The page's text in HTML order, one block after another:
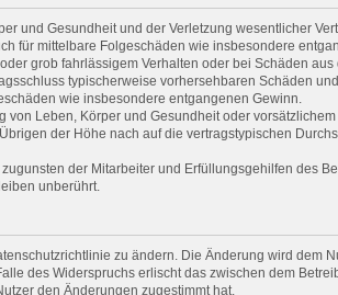
und Gesundheit und der Verletzung wesentlicher
für mittelbare Folgeschäden wie insbesondere
grob fahrlässigem Verhalten oder bei Schäden
typischerweise vorhersehbaren Schäden
wie insbesondere entgangenen Gewinn.
Leben, Körper und Gesundheit oder
der Höhe nach auf die vertragstypischen
der Mitarbeiter und Erfüllungsgehilfen des
unberührt.
zu ändern. Die Änderung wird dem
des Widerspruchs erlischt das zwischen dem
den Änderungen zugestimmt hat.